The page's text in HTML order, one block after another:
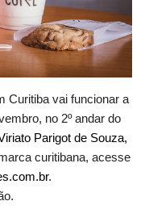
Curitiba vai funcionar a
no 2º andar do
Parigot de Souza,
curitibana, acesse
.